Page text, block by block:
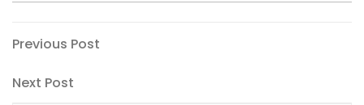
Post
navigation
Previous
Previous Post
Next
Next Post